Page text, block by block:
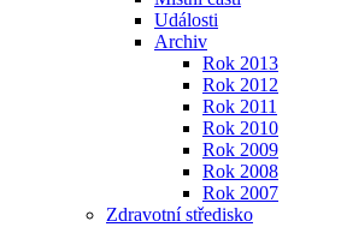
Události
Archiv
Rok 2013
Rok 2012
Rok 2011
Rok 2010
Rok 2009
Rok 2008
Rok 2007
Zdravotní středisko